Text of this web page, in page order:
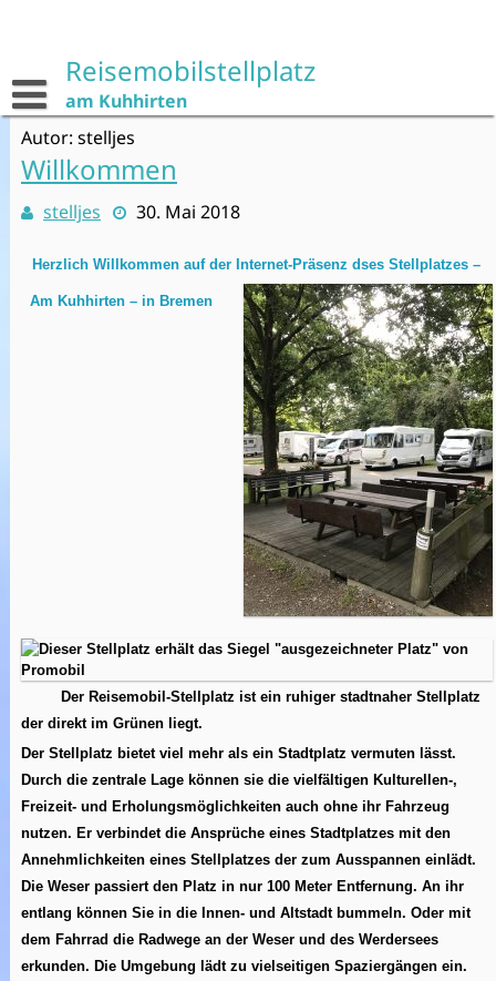
Reisemobilstellplatz
am Kuhhirten
Autor: stelljes
Willkommen
stelljes 30. Mai 2018
Herzlich Willkommen auf der Internet-Präsenz dsesStellplatzes –
Am Kuhhirten – in Bremen
Der Reisemobil-Stellplatz ist ein ruhiger stadtnaher Stellplatz
der direkt im Grünen liegt.
Der Stellplatz bietet viel mehr als ein Stadtplatz vermuten lässt.
Durch die zentrale Lage können sie die vielfältigen Kulturellen-,
Freizeit- und Erholungsmöglichkeiten auch ohne ihr Fahrzeug
nutzen. Er verbindet die Ansprüche eines Stadtplatzes mit den
Annehmlichkeiten eines Stellplatzes der zum Ausspannen einlädt.
Die Weser passiert den Platz in nur 100 Meter Entfernung. An ihr
entlang können Sie in die Innen- und Altstadt bummeln. Oder mit
dem Fahrrad die Radwege an der Weser und des Werdersees
erkunden. Die Umgebung lädt zu vielseitigen Spaziergängen ein.